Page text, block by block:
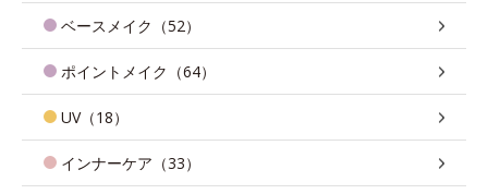
ベースメイク（52）
ポイントメイク（64）
UV（18）
インナーケア（33）